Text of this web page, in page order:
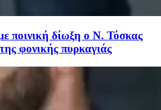
ποινική δίωξη ο Ν. Τόσκας
φονικής πυρκαγιάς